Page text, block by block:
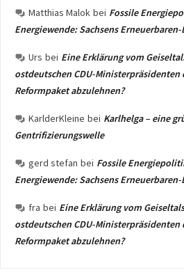
Matthias Malok bei Fossile
Energiewende: Sachsens
Urs bei Eine Erklärung vom
ostdeutschen CDU-Ministerpräsidenten
Reformpaket abzulehnen?
KarlderKleine bei Karlhelga – eine
Gentrifizierungswelle
gerd stefan bei Fossile
Energiewende: Sachsens
fra bei Eine Erklärung vom
ostdeutschen CDU-Ministerpräsidenten
Reformpaket abzulehnen?